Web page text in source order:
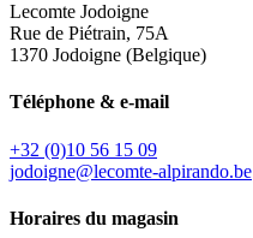
Lecomte Jodoigne
Rue de Piétrain, 75A
1370 Jodoigne (Belgique)
Téléphone & e-mail
+32 (0)10 56 15 09
jodoigne@lecomte-alpirando.be
Horaires du magasin